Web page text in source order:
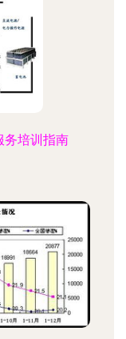
务培训指南